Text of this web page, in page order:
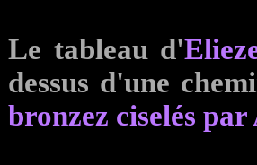
Le tableau d'
dessus d'une
bronzez ciselés par